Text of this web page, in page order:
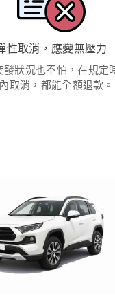
性取消，應變無壓力
發狀況也不怕，在規定
取消，都能全額退款。